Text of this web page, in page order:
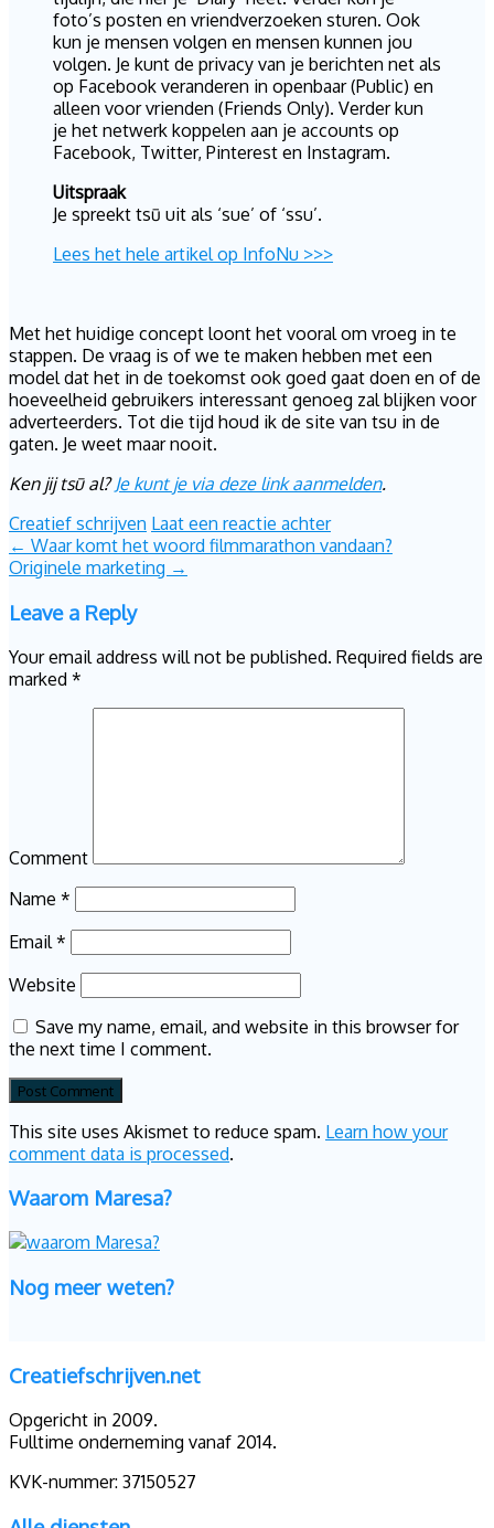
foto’s posten en vriendverzoeken sturen. Ook
kun je mensen volgen en mensen kunnen jou
volgen. Je kunt de privacy van je berichten net als
op Facebook veranderen in openbaar (Public) en
alleen voor vrienden (Friends Only). Verder kun
je het netwerk koppelen aan je accounts op
Facebook, Twitter, Pinterest en Instagram.
Uitspraak
Je spreekt tsū uit als ‘sue’ of ‘ssu’.
Lees het hele artikel op InfoNu >>>
Met het huidige concept loont het vooral om vroeg in te
stappen. De vraag is of we te maken hebben met een
model dat het in de toekomst ook goed gaat doen en of de
hoeveelheid gebruikers interessant genoeg zal blijken voor
adverteerders. Tot die tijd houd ik de site van tsu in de
gaten. Je weet maar nooit.
Ken jij tsū al?Je kunt je via deze link aanmelden.
Creatief schrijven Laat een reactie achter
Post
navigation
← Waar komt het woord filmmarathon vandaan?
Originele marketing →
Leave a Reply
Your email address will not be published. Required fields are
marked *
Comment
Name *
Email *
Website
Save my name, email, and website in this browser for
the next time I comment.
This site uses Akismet to reduce spam. Learn how your
comment data is processed.
Waarom Maresa?
Nog meer weten?
Creatiefschrijven.net
Opgericht in 2009.
Fulltime onderneming vanaf 2014.
KVK-nummer: 37150527